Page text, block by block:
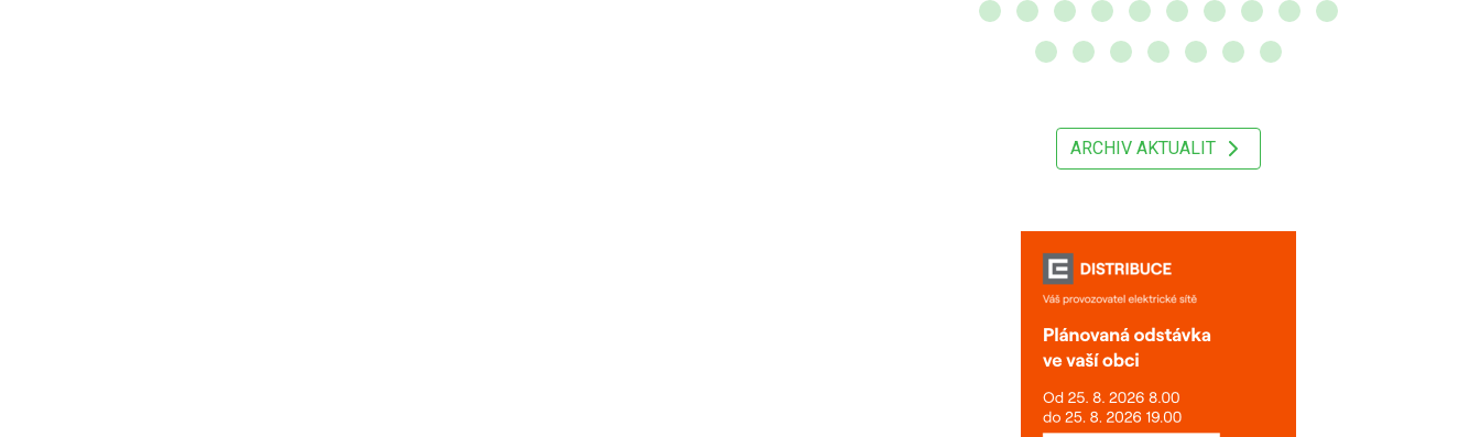
ARCHIV AKTUALIT